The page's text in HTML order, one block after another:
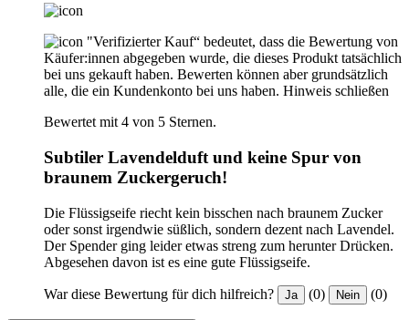
"Verifizierter Kauf“ bedeutet, dass die Bewertung von
Käufer:innen abgegeben wurde, die dieses Produkt tatsächlich
bei uns gekauft haben. Bewerten können aber grundsätzlich
alle, die ein Kundenkonto bei uns haben. Hinweis schließen
Bewertet mit 4 von 5 Sternen.
Subtiler Lavendelduft und keine Spur von
braunem Zuckergeruch!
Die Flüssigseife riecht kein bisschen nach braunem Zucker
oder sonst irgendwie süßlich, sondern dezent nach Lavendel.
Der Spender ging leider etwas streng zum herunter Drücken.
Abgesehen davon ist es eine gute Flüssigseife.
War diese Bewertung für dich hilfreich? Ja (0) Nein (0)